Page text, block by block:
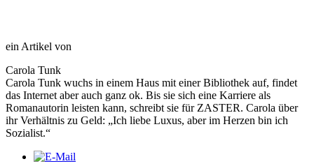
ein Artikel von
Carola Tunk
Carola Tunk wuchs in einem Haus mit einer Bibliothek auf, findet
das Internet aber auch ganz ok. Bis sie sich eine Karriere als
Romanautorin leisten kann, schreibt sie für ZASTER. Carola über
ihr Verhältnis zu Geld: „Ich liebe Luxus, aber im Herzen bin ich
Sozialist.“